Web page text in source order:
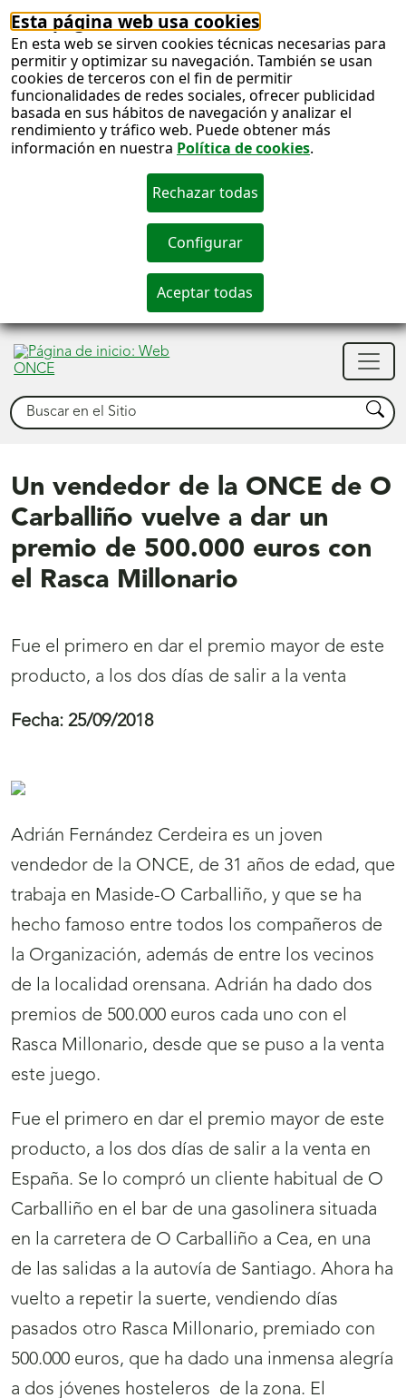
Esta página web usa cookies
En esta web se sirven cookies técnicas necesarias para
permitir y optimizar su navegación. También se usan
cookies de terceros con el fin de permitir
funcionalidades de redes sociales, ofrecer publicidad
basada en sus hábitos de navegación y analizar el
rendimiento y tráfico web. Puede obtener más
información en nuestra Política de cookies.
Buscar Buscar
Un vendedor de la ONCE de O
Carballiño vuelve a dar un
premio de 500.000 euros con
el Rasca Millonario
Fue el primero en dar el premio mayor de este
producto, a los dos días de salir a la venta
Fecha: 25/09/2018
Adrián Fernández Cerdeira es un joven
vendedor de la ONCE, de 31 años de edad, que
trabaja en Maside-O Carballiño, y que se ha
hecho famoso entre todos los compañeros de
la Organización, además de entre los vecinos
de la localidad orensana. Adrián ha dado dos
premios de 500.000 euros cada uno con el
Rasca Millonario, desde que se puso a la venta
este juego.
Fue el primero en dar el premio mayor de este
producto, a los dos días de salir a la venta en
España. Se lo compró un cliente habitual de O
Carballiño en el bar de una gasolinera situada
en la carretera de O Carballiño a Cea, en una
de las salidas a la autovía de Santiago. Ahora ha
vuelto a repetir la suerte, vendiendo días
pasados otro Rasca Millonario, premiado con
500.000 euros, que ha dado una inmensa alegría
a dos jóvenes hosteleros de la zona. El